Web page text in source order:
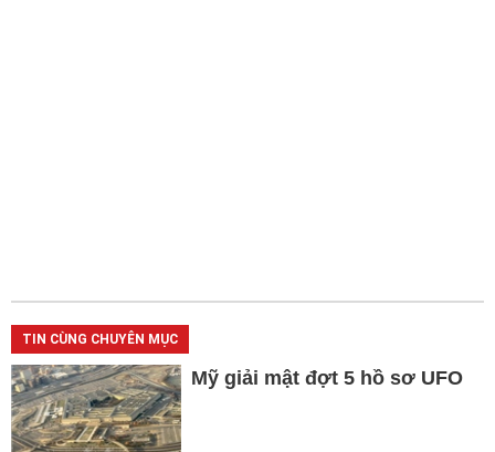
TIN CÙNG CHUYÊN MỤC
Mỹ giải mật đợt 5 hồ sơ UFO